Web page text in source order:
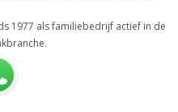
1977 als familiebedrijf actief in de